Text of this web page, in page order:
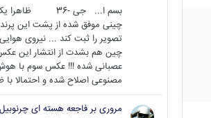
بسم ا... جی -36
چینی موفق شده از پشت این
تصویر را ثبت کند ... نیروی
چین هم بشدت از انتشار این
عصبانی شده !!! عکس سوم با
مصنوعی اصلاح شده و احتمالا با
مروری بر فاجعه هسته ای چرنوبیل